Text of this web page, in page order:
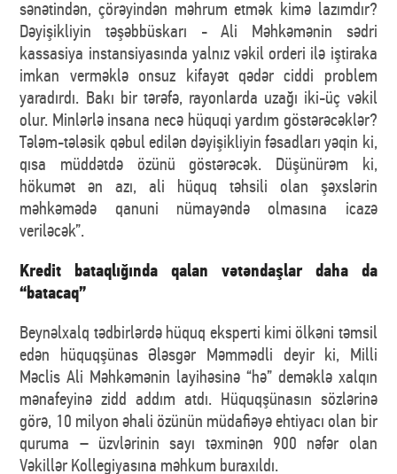
sənətindən, çörəyindən məhrum etmək kimə lazımdır?
Dəyişikliyin təşəbbüskarı - Ali Məhkəmənin sədri
kassasiya instansiyasında yalnız vəkil orderi ilə iştiraka
imkan verməklə onsuz kifayət qədər ciddi problem
yaradırdı. Bakı bir tərəfə, rayonlarda uzağı iki-üç vəkil
olur. Minlərlə insana necə hüquqi yardım göstərəcəklər?
Tələm-tələsik qəbul edilən dəyişikliyin fəsadları yəqin ki,
qısa müddətdə özünü göstərəcək. Düşünürəm ki,
hökumət ən azı, ali hüquq təhsili olan şəxslərin
məhkəmədə qanuni nümayəndə olmasına icazə
veriləcək”.
Kredit bataqlığında qalan vətəndaşlar daha da
“batacaq”
Beynəlxalq tədbirlərdə hüquq eksperti kimi ölkəni təmsil
edən hüquqşünas Ələsgər Məmmədli deyir ki, Milli
Məclis Ali Məhkəmənin layihəsinə “hə” deməklə xalqın
mənafeyinə zidd addım atdı. Hüquqşünasın sözlərinə
görə, 10 milyon əhali özünün müdafiəyə ehtiyacı olan bir
quruma – üzvlərinin sayı təxminən 900 nəfər olan
Vəkillər Kollegiyasına məhkum buraxıldı.